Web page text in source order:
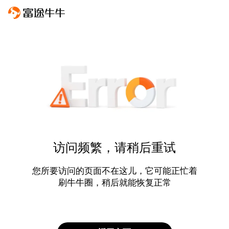
访问频繁，请稍后重试
您所要访问的页面不在这儿，它可能正忙着
刷牛牛圈，稍后就能恢复正常